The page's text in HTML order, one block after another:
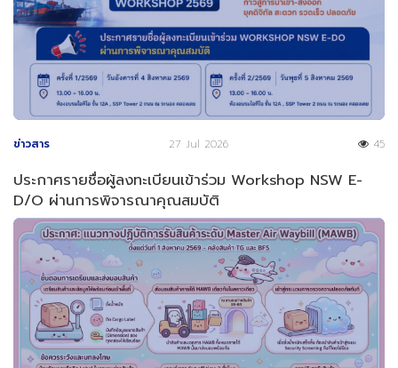
ข่าวสาร 27 Jul 2026 45
ประกาศรายชื่อผู้ลงทะเบียนเข้าร่วม Workshop NSW E-
D/O ผ่านการพิจารณาคุณสมบัติ